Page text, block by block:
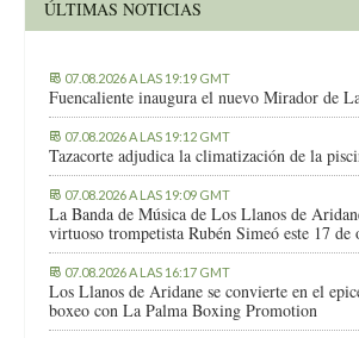
ÚLTIMAS NOTICIAS
07.08.2026 A LAS 19:19 GMT
Fuencaliente inaugura el nuevo Mirador de
07.08.2026 A LAS 19:12 GMT
Tazacorte adjudica la climatización de la
07.08.2026 A LAS 19:09 GMT
La Banda de Música de Los Llanos de
virtuoso trompetista Rubén Simeó este 17 de
07.08.2026 A LAS 16:17 GMT
Los Llanos de Aridane se convierte en el
boxeo con La Palma Boxing Promotion